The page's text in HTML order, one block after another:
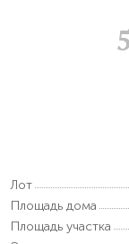
Лот
Площадь дома
Площадь участка